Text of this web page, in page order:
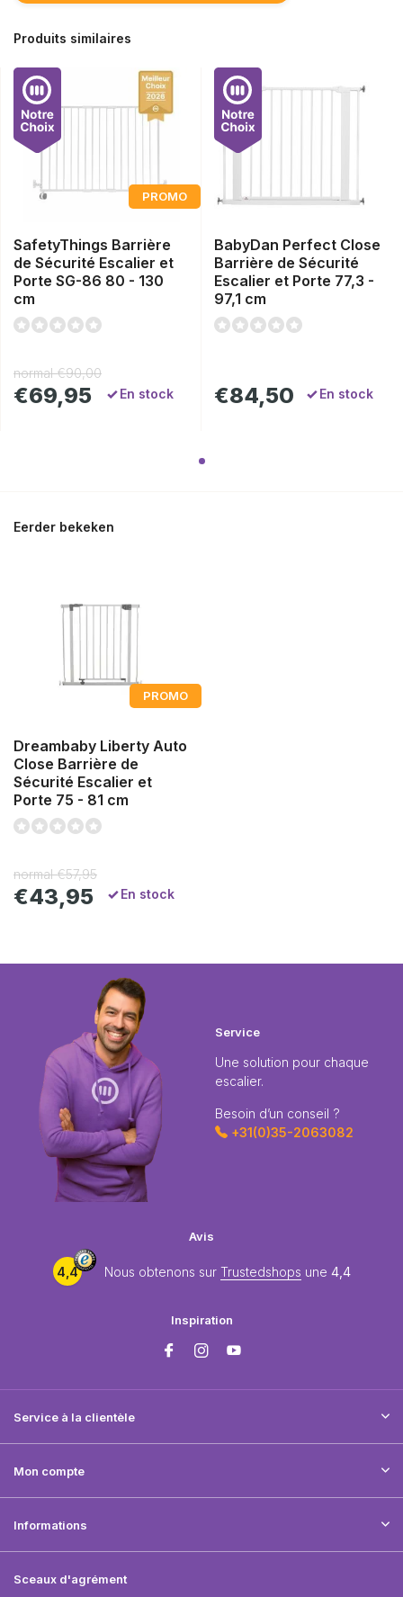
Produits similaires
PROMO
SafetyThings Barrière
de Sécurité Escalier et
Porte SG-86 80 - 130
cm
normal€90,00
€69,95 En stock
BabyDan Perfect Close
Barrière de Sécurité
Escalier et Porte 77,3 -
97,1 cm
€84,50 En stock
Eerder bekeken
PROMO
Dreambaby Liberty Auto
Close Barrière de
Sécurité Escalier et
Porte 75 - 81 cm
normal€57,95
€43,95 En stock
Service
Une solution pour chaque
escalier.
Besoin d’un conseil ?
+31(0)35-2063082
Avis
4,4 Nous obtenons sur Trustedshops une 4,4
Inspiration
Service à la clientèle
Mon compte
Informations
Sceaux d'agrément